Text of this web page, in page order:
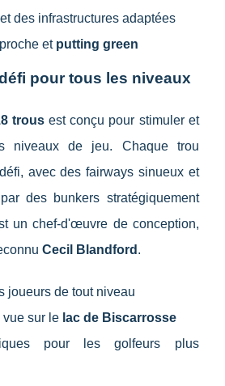
des infrastructures adaptées
et putting green
pour tous les niveaux
trous est conçu pour stimuler et
niveaux de jeu. Chaque trou
avec des fairways sinueux et
des bunkers stratégiquement
un chef-d'œuvre de conception,
Cecil Blandford .
joueurs de tout niveau
vue sur le lac de Biscarrosse
pour les golfeurs plus